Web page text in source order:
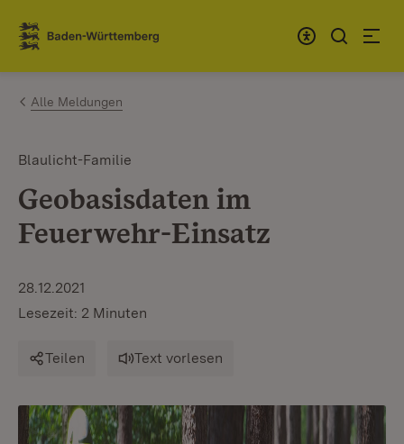
Zum Inhalt springen
Link zur Startseite
Alle Meldungen
Blaulicht-Familie
Geobasisdaten im
Feuerwehr-Einsatz
28.12.2021
Lesezeit: 2 Minuten
Teilen Text vorlesen